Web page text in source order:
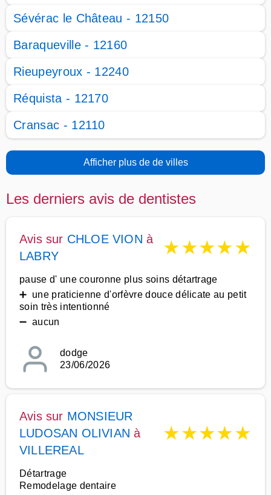
Sévérac le Château - 12150
Baraqueville - 12160
Rieupeyroux - 12240
Réquista - 12170
Cransac - 12110
Afficher plus de de villes
Les derniers avis de dentistes
Avis sur CHLOE VION à
LABRY
★★★★★
pause d' une couronne plus soins détartrage
➕ une praticienne d'orfèvre douce délicate au petit
soin très intentionné
➖ aucun
dodge
23/06/2026
Avis sur MONSIEUR
LUDOSAN OLIVIAN à
VILLEREAL
★★★★★
Détartrage
Remodelage dentaire